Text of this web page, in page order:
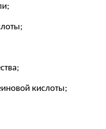
кислоты;